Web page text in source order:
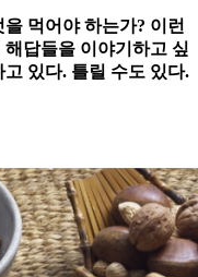
먹어야 하는가? 이런
답들을 이야기하고 싶
있다. 틀릴 수도 있다.